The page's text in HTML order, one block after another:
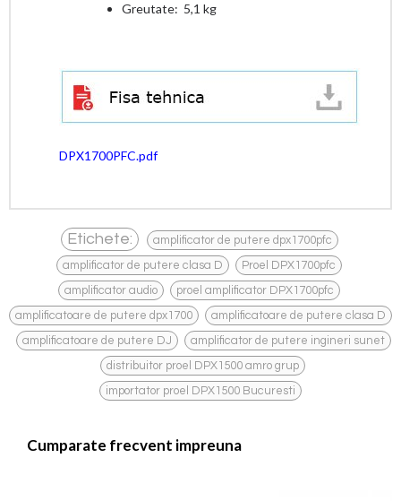
Greutate: 5,1 kg
DPX1700PFC.pdf
Etichete: amplificator de putere dpx1700pfc ,
amplificator de putere clasa D Proel DPX1700pfc
amplificator audio proel amplificator DPX1700pfc
amplificatoare de putere dpx1700 amplificatoare de putere clasa D
amplificatoare de putere DJ amplificator de putere ingineri sunet
distribuitor proel DPX1500 amro grup ,
importator proel DPX1500 Bucuresti
Cumparate frecvent impreuna